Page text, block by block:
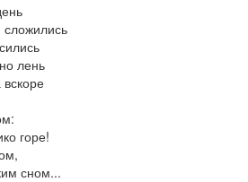
сложились
лень
горе!
сном...